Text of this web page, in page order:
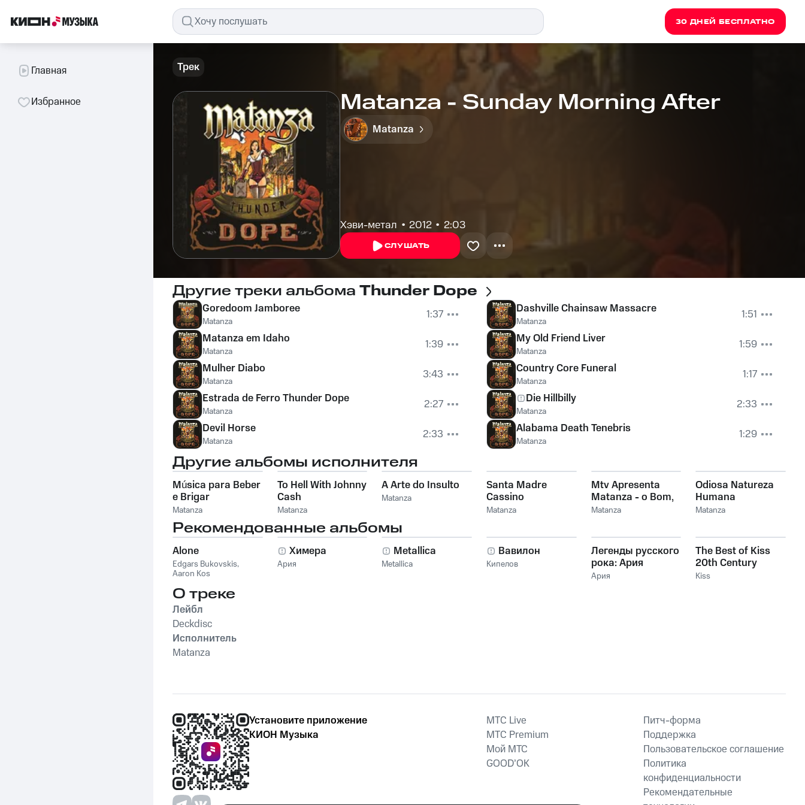
30 ДНЕЙ БЕСПЛАТНО
Главная
Избранное
Трек
Matanza - Sunday Morning After
Matanza
Хэви-метал 2012 2:03
СЛУШАТЬ
Другие треки альбома Thunder Dope
Goredoom Jamboree
Matanza
1:37
Matanza em Idaho
Matanza
1:39
Mulher Diabo
Matanza
3:43
Estrada de Ferro Thunder Dope
Matanza
2:27
Devil Horse
Matanza 2:33
Dashville Chainsaw Massacre
Matanza
1:51
My Old Friend Liver
Matanza
1:59
Country Core Funeral
Matanza
1:17
Die Hillbilly
Matanza
2:33
Alabama Death Tenebris
Matanza 1:29
Другие альбомы исполнителя
Música para Beber
e Brigar
Matanza
To Hell With Johnny
Cash
Matanza
A Arte do Insulto
Matanza
Santa Madre
Cassino
Matanza
Mtv Apresenta
Matanza - o Bom,
Velho e Fedorento
Matanza
Odiosa Natureza
Humana
Matanza
Рекомендованные альбомы
Alone
Edgars Bukovskis,
Aaron Kos
Химера
Ария
Metallica
Metallica
Вавилон
Кипелов
Легенды русского
рока: Ария
Ария
The Best of Kiss
20th Century
Masters The
Kiss
О треке
Лейбл
Deckdisc
Исполнитель
Matanza
Установите приложение
КИОН Музыка
MTС Live
MTС Premium
Мой МТС
GOOD’OK
Питч-форма
Поддержка
Пользовательское соглашение
Политика
конфиденциальности
Рекомендательные